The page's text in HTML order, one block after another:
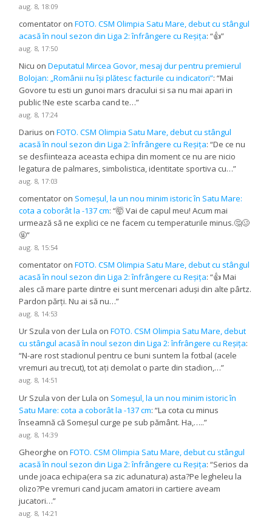
aug. 8, 18:09
comentator onFOTO. CSM Olimpia Satu Mare, debut cu stângul
acasă în noul sezon din Liga 2: înfrângere cu Reșița: “👍”
aug. 8, 17:50
Nicu onDeputatul Mircea Govor, mesaj dur pentru premierul
Bolojan: „Românii nu își plătesc facturile cu indicatori”: “Mai
Govore tu esti un gunoi mars dracului si sa nu mai apari in
public !Ne este scarba cand te…”
aug. 8, 17:24
Darius onFOTO. CSM Olimpia Satu Mare, debut cu stângul
acasă în noul sezon din Liga 2: înfrângere cu Reșița: “De ce nu
se desfiinteaza aceasta echipa din moment ce nu are nicio
legatura de palmares, simbolistica, identitate sportiva cu…”
aug. 8, 17:03
comentator on Someșul, la un nou minim istoric în Satu Mare:
cota a coborât la -137 cm: “🤯 Vai de capul meu! Acum mai
urmează să ne explici ce ne facem cu temperaturile minus.🤔🥴
🤬”
aug. 8, 15:54
comentator onFOTO. CSM Olimpia Satu Mare, debut cu stângul
acasă în noul sezon din Liga 2: înfrângere cu Reșița: “👍 Mai
ales că mare parte dintre ei sunt mercenari aduși din alte pârtz.
Pardon părți. Nu ai să nu…”
aug. 8, 14:53
Ur Szula von der Lula onFOTO. CSM Olimpia Satu Mare, debut
cu stângul acasă în noul sezon din Liga 2: înfrângere cu Reșița:
“N-are rost stadionul pentru ce buni suntem la fotbal (acele
vremuri au trecut), tot ați demolat o parte din stadion,…”
aug. 8, 14:51
Ur Szula von der Lula on Someșul, la un nou minim istoric în
Satu Mare: cota a coborât la -137 cm: “La cota cu minus
înseamnă că Someșul curge pe sub pământ. Ha,…..”
aug. 8, 14:39
Gheorghe onFOTO. CSM Olimpia Satu Mare, debut cu stângul
acasă în noul sezon din Liga 2: înfrângere cu Reșița: “Serios da
unde joaca echipa(era sa zic adunatura) asta?Pe legheleu la
olizo?Pe vremuri cand jucam amatori in cartiere aveam
jucatori…”
aug. 8, 14:21